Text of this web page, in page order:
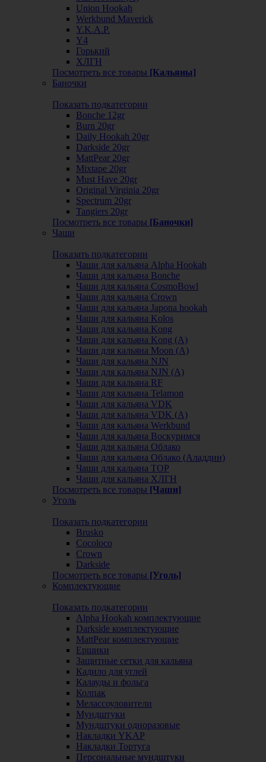
Union Hookah
Werkbund Maverick
Y.K.A.P.
Y4
Горький
ХЛГН
Посмотреть все товары [Кальяны]
Баночки
Показать подкатегории
Bonche 12gr
Burn 20gr
Daily Hookah 20gr
Darkside 20gr
MattPear 20gr
Mixtape 20gr
Must Have 20gr
Original Virginia 20gr
Spectrum 20gr
Tangiers 20gr
Посмотреть все товары [Баночки]
Чаши
Показать подкатегории
Чаши для кальяна Alpha Hookah
Чаши для кальяна Bonche
Чаши для кальяна CosmoBowl
Чаши для кальяна Crown
Чаши для кальяна Japona hookah
Чаши для кальяна Kolos
Чаши для кальяна Kong
Чаши для кальяна Kong (A)
Чаши для кальяна Moon (А)
Чаши для кальяна NJN
Чаши для кальяна NJN (А)
Чаши для кальяна RF
Чаши для кальяна Telamon
Чаши для кальяна VDK
Чаши для кальяна VDK (А)
Чаши для кальяна Werkbund
Чаши для кальяна Воскуримся
Чаши для кальяна Облако
Чаши для кальяна Облако (Аладдин)
Чаши для кальяна ТОР
Чаши для кальяна ХЛГН
Посмотреть все товары [Чаши]
Уголь
Показать подкатегории
Brusko
Cocoloco
Crown
Darkside
Посмотреть все товары [Уголь]
Комплектующие
Показать подкатегории
Alpha Hookah комплектующие
Darkside комплектующие
MattPear комплектующие
Ершики
Защитные сетки для кальяна
Кадило для углей
Калауды и фольга
Колпак
Мелассоуловители
Мундштуки
Мундштуки одноразовые
Накладки YKAP
Накладки Тортуга
Персональные мундштуки